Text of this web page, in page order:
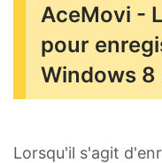
AceMovi -
pour
Windows 8
Lorsqu'il s'agit